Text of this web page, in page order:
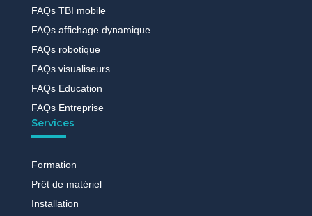
FAQs TBI mobile
FAQs affichage dynamique
FAQs robotique
FAQs visualiseurs
FAQs Education
FAQs Entreprise
Services
Formation
Prêt de matériel
Installation